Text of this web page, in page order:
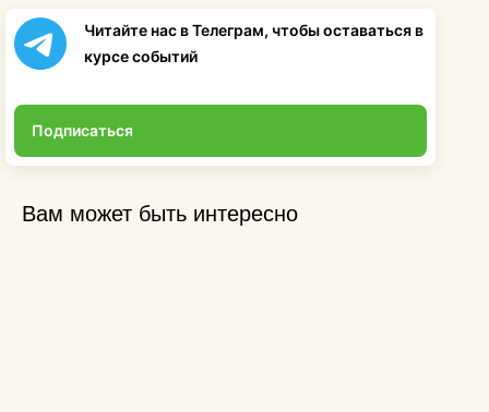
Читайте нас в Телеграм, чтобы оставаться в
курсе событий
Подписаться
Вам может быть интересно